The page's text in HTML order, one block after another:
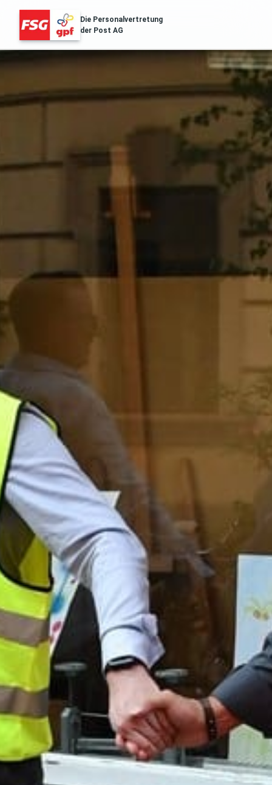
Die Personalvertretung
der Post AG
Über Uns
Aussendungen
Verzeichnis zum Download
Aktuelles speziell für Pensionisten
Mitglied werden
Online Formular der gpf
Kontakt
Hast du eine Frage an uns?
Newsletter
Bleibe auf dem Laufenden
POST.SOZIAL